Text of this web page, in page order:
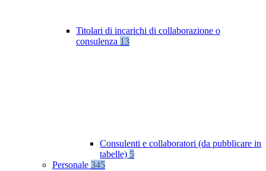
Titolari di incarichi di collaborazione o
consulenza 13
Consulenti e collaboratori (da pubblicare in
tabelle) 5
Personale 345